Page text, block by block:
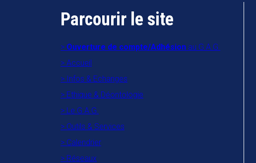
Parcourir le site
Ouverture de compte/Adhésion au G.A.G.
Accueil
Infos & Echanges
Ethique & Déontologie
Le G.A.G.
Outils & Services
Calendrier
Réseaux